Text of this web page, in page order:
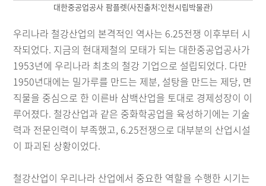
대한중공업공사 팜플렛(사진출처:인천시립박물관)
우리나라 철강산업의 본격적인 역사는 6.25전쟁 이후부터 시
작되었다. 지금의 현대제철의 모태가 되는 대한중공업공사가
1953년에 우리나라 최초의 철강 기업으로 설립되었다. 다만
1950년대에는 밀가루를 만드는 제분, 설탕을 만드는 제당, 면
직물을 중심으로 한 이른바 삼백산업을 토대로 경제성장이 이
루어졌다. 철강산업과 같은 중화학공업을 육성하기에는 기술
력과 전문인력이 부족했고, 6.25전쟁으로 대부분의 산업시설
이 파괴된 상황이었다.
철강산업이 우리나라 산업에서 중요한 역할을 수행한 시기는